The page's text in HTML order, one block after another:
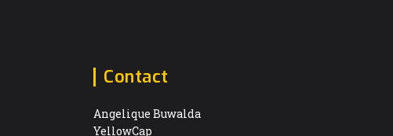
Contact
Angelique Buwalda
YellowCap